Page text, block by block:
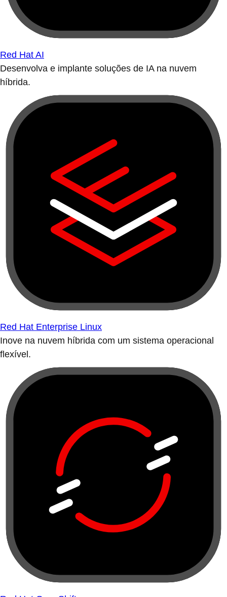
Red Hat AI
Desenvolva e implante soluções de IA na nuvem
híbrida.
Red Hat Enterprise Linux
Inove na nuvem híbrida com um sistema operacional
flexível.